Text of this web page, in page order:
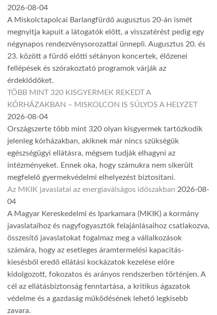
2026-08-04
A Miskolctapolcai Barlangfürdő augusztus 20-án ismét
megnyitja kapuit a látogatók előtt, a visszatérést pedig egy
négynapos rendezvénysorozattal ünnepli. Augusztus 20. és
23. között a fürdő előtti sétányon koncertek, élőzenei
fellépések és szórakoztató programok várják az
érdeklődőket.
TÖBB MINT 320 KISGYERMEK REKEDT A
KÓRHÁZAKBAN – MISKOLCON IS SÚLYOS A HELYZET
2026-08-04
Országszerte több mint 320 olyan kisgyermek tartózkodik
jelenleg kórházakban, akiknek már nincs szükségük
egészségügyi ellátásra, mégsem tudják elhagyni az
intézményeket. Ennek oka, hogy számukra nem sikerült
megfelelő gyermekvédelmi elhelyezést biztosítani.
Az MKIK javaslatai az energiaválságos időszakban 2026-08-
04
A Magyar Kereskedelmi és Iparkamara (MKIK) a kormány
javaslataihoz és nagyfogyasztók felajánlásaihoz csatlakozva,
összesítő javaslatokat fogalmaz meg a vállalkozások
számára, hogy az esetleges áramtermelési kapacitás-
kiesésből eredő ellátási kockázatok kezelése előre
kidolgozott, fokozatos és arányos rendszerben történjen. A
cél az ellátásbiztonság fenntartása, a kritikus ágazatok
védelme és a gazdaság működésének lehető legkisebb
zavara.